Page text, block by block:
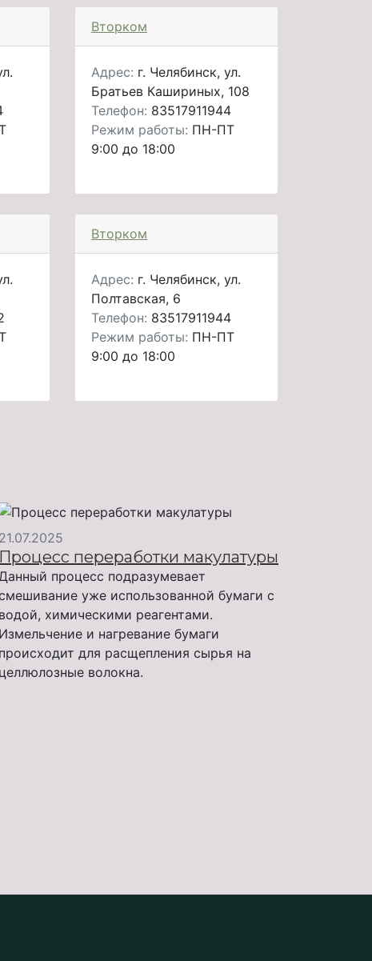
Вторком
Адрес: г. Челябинск, ул.
Братьев Кашириных, 108
Телефон: 83517911944
Режим работы: ПН-ПТ
9:00 до 18:00
Вторком
Адрес: г. Челябинск, ул.
Полтавская, 6
Телефон: 83517911944
Режим работы: ПН-ПТ
9:00 до 18:00
21.07.2025
Процесс переработки макулатуры
процесс подразумевает
уже использованной бумаги с
водой, химическими реагентами.
Измельчение и нагревание бумаги
происходит для расщепления сырья на
целлюлозные волокна.